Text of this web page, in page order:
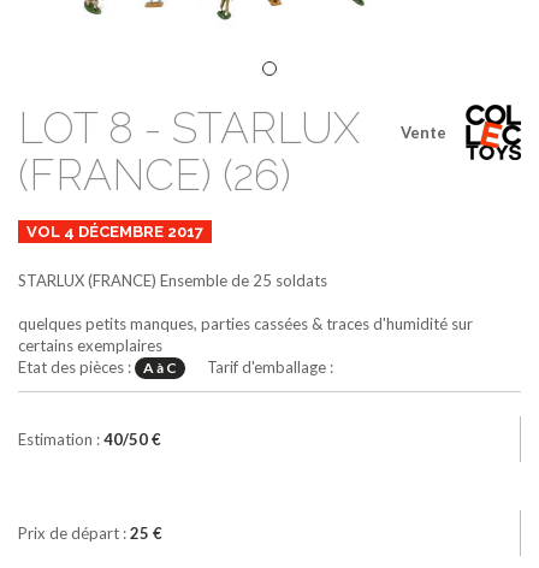
Vente
LOT 8 - STARLUX
(FRANCE) (26)
VOL 4 DÉCEMBRE 2017
STARLUX (FRANCE) Ensemble de 25 soldats
quelques petits manques, parties cassées & traces d'humidité sur
certains exemplaires
Etat des pièces :
A à C Tarif d'emballage :
Estimation :40/50 €
Prix de départ :25 €